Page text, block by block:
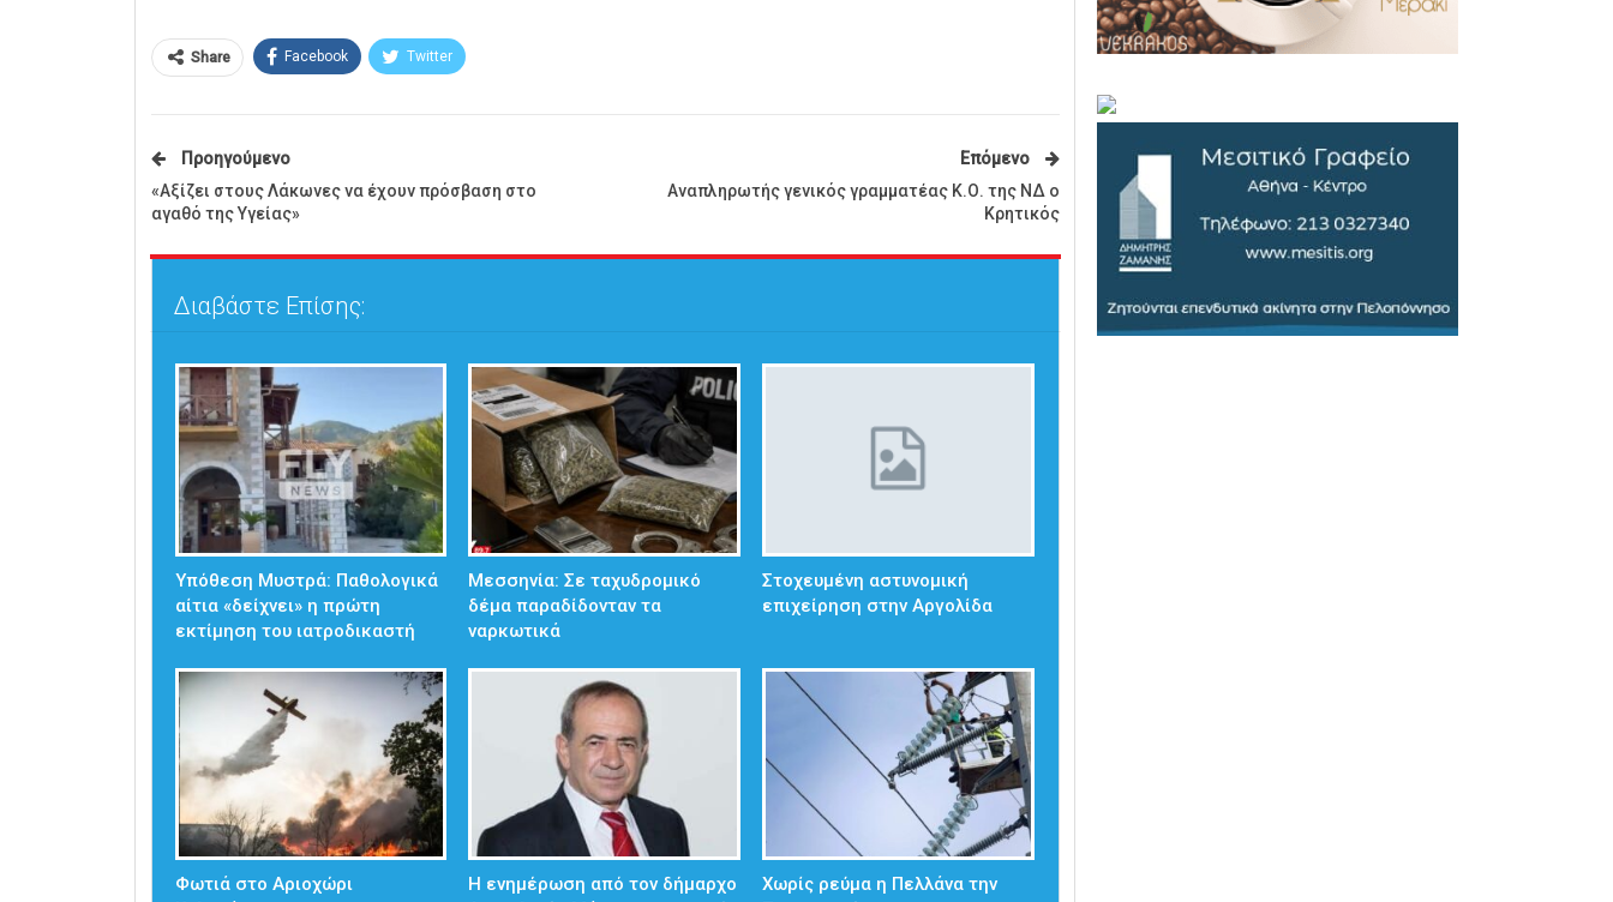
Share Facebook Twitter
Προηγούμενο
«Αξίζει στους Λάκωνες να έχουν πρόσβαση στο
αγαθό της Υγείας»
Επόμενο
Αναπληρωτής γενικός γραμματέας Κ.Ο. της ΝΔ ο
Κρητικός
Διαβάστε Επίσης:
Υπόθεση Μυστρά: Παθολογικά
αίτια «δείχνει» η πρώτη
εκτίμηση του ιατροδικαστή
Μεσσηνία: Σε ταχυδρομικό
δέμα παραδίδονταν τα
ναρκωτικά
Στοχευμένη αστυνομική
επιχείρηση στην Αργολίδα
Φωτιά στο Αριοχώρι
Η ενημέρωση από τον δήμαρχο
Χωρίς ρεύμα η Πελλάνα την